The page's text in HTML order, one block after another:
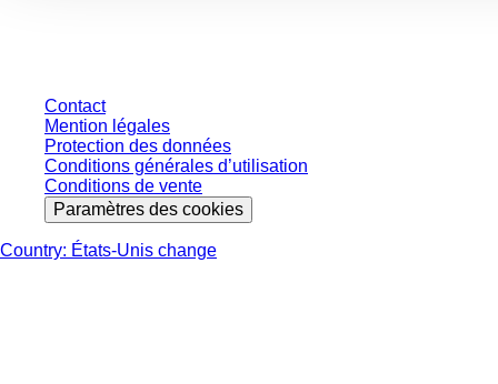
Contact
Mention légales
Protection des données
Conditions générales d’utilisation
Conditions de vente
Paramètres des cookies
Country: États-Unis change